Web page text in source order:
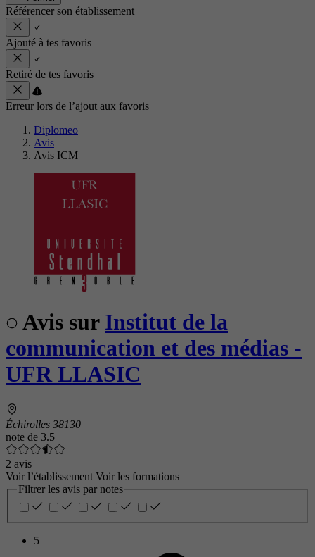
Référencer son établissement
Ajouté à tes favoris
Retiré de tes favoris
Erreur lors de l’ajout aux favoris
Diplomeo
Avis
Avis ICM
Avis sur Institut de la
communication et des médias -
UFR LLASIC
Échirolles 38130
note de 3.5
2 avis
Voir l’établissement Voir les formations
Filtrer les avis par notes
5